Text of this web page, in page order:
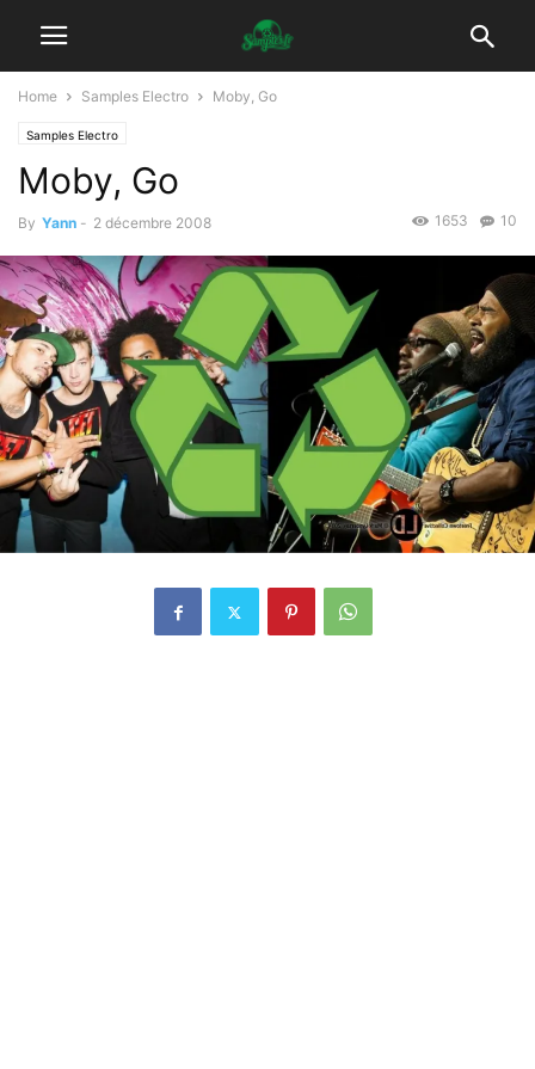
Home Samples Electro Moby, Go
Samples Electro
Moby, Go
By Yann - 2 décembre 2008 10
1653